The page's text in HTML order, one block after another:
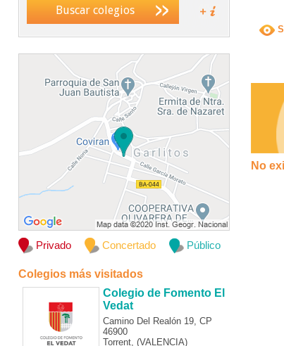
Buscar colegios
Privado Concertado Público
Colegios más visitados
Colegio de Fomento El
Vedat
Camino Del Realón 19, CP
46900
Torrent, (VALENCIA)
No